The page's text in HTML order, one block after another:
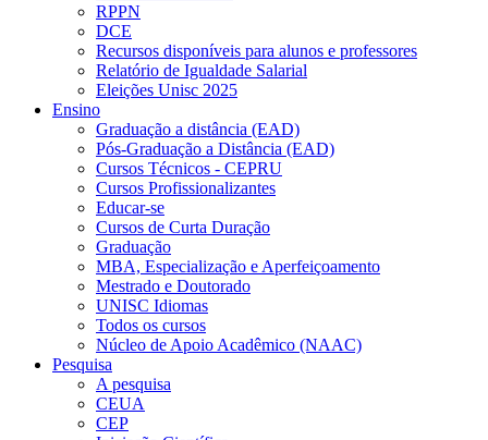
RPPN
DCE
Recursos disponíveis para alunos e professores
Relatório de Igualdade Salarial
Eleições Unisc 2025
Ensino
Graduação a distância (EAD)
Pós-Graduação a Distância (EAD)
Cursos Técnicos - CEPRU
Cursos Profissionalizantes
Educar-se
Cursos de Curta Duração
Graduação
MBA, Especialização e Aperfeiçoamento
Mestrado e Doutorado
UNISC Idiomas
Todos os cursos
Núcleo de Apoio Acadêmico (NAAC)
Pesquisa
A pesquisa
CEUA
CEP